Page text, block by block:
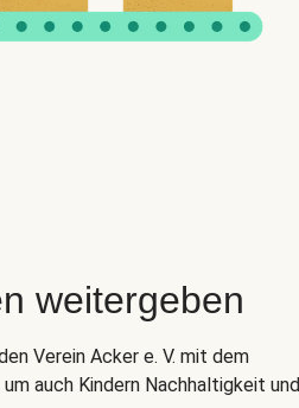
weitergeben
Verein Acker e. V. mit dem
auch Kindern Nachhaltigkeit und